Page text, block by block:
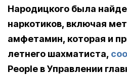
Народицкого была
наркотиков, включая
амфетамин, которая и
летнего шахматиста,
People в Управлении